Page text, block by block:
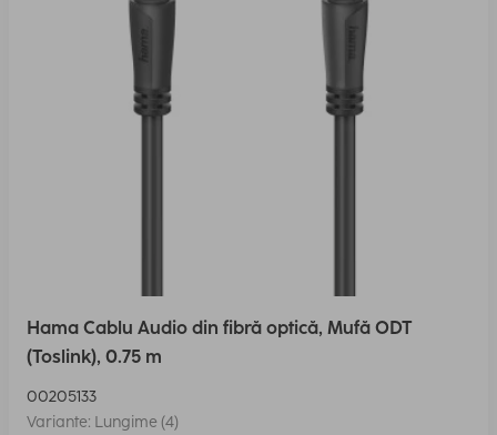
Hama Cablu Audio din fibră optică, Mufă ODT
(Toslink), 0.75 m
00205133
Variante: Lungime (4)